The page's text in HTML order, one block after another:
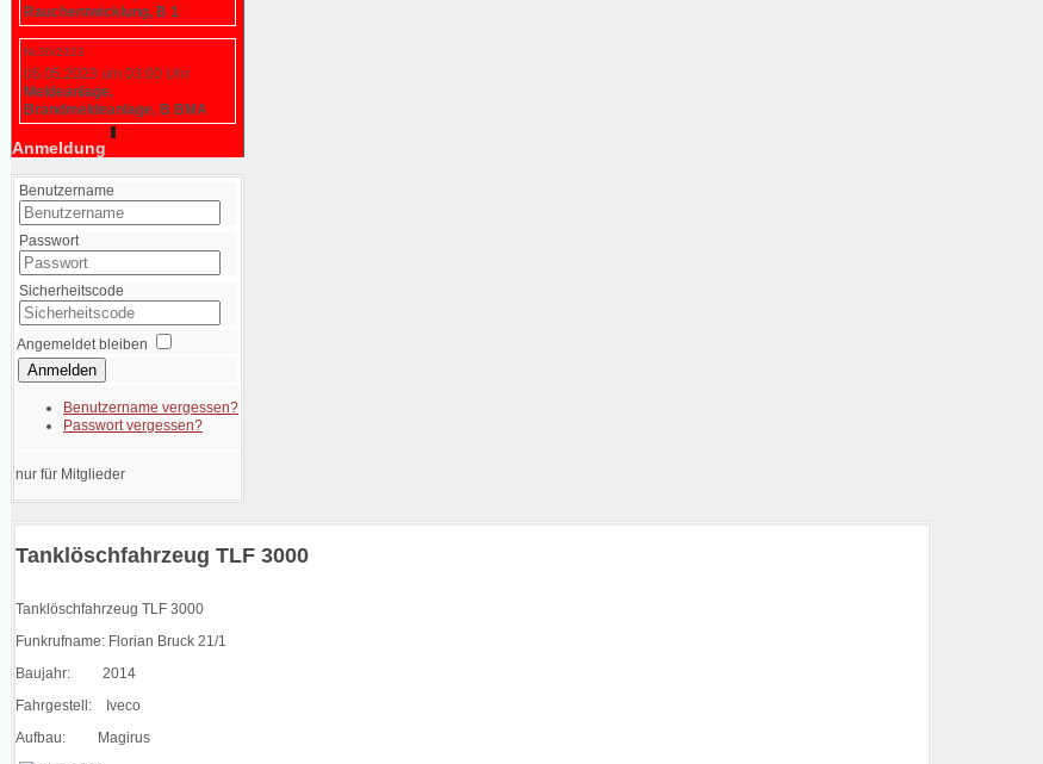
Rauchentwicklung, B 1
Nr.30/2023
06.05.2023 um 03:00 Uhr
Meldeanlage,
Brandmeldeanlage, B BMA
Anmeldung
Benutzername
Passwort
Sicherheitscode
Angemeldet bleiben
Anmelden
Benutzername vergessen?
Passwort vergessen?
nur für Mitglieder
Tanklöschfahrzeug TLF 3000
Tanklöschfahrzeug TLF 3000
Funkrufname: Florian Bruck 21/1
Baujahr: 2014
Fahrgestell: Iveco
Aufbau: Magirus